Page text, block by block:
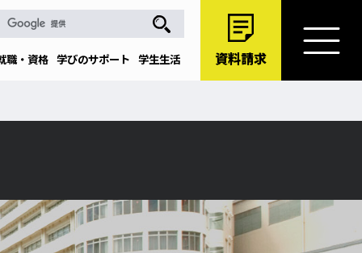
職・資格 学びのサポート 学生生活 資料請求